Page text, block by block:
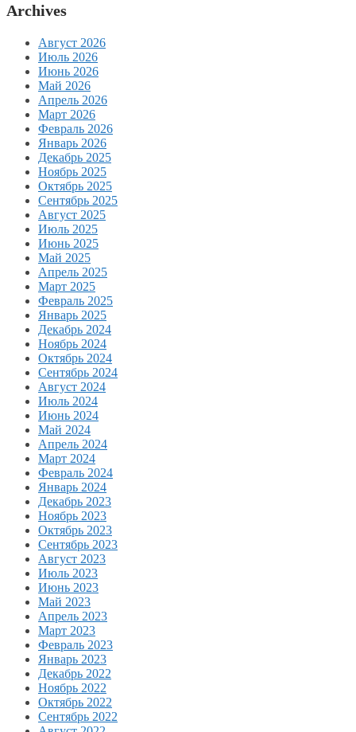
Archives
Август 2026
Июль 2026
Июнь 2026
Май 2026
Апрель 2026
Март 2026
Февраль 2026
Январь 2026
Декабрь 2025
Ноябрь 2025
Октябрь 2025
Сентябрь 2025
Август 2025
Июль 2025
Июнь 2025
Май 2025
Апрель 2025
Март 2025
Февраль 2025
Январь 2025
Декабрь 2024
Ноябрь 2024
Октябрь 2024
Сентябрь 2024
Август 2024
Июль 2024
Июнь 2024
Май 2024
Апрель 2024
Март 2024
Февраль 2024
Январь 2024
Декабрь 2023
Ноябрь 2023
Октябрь 2023
Сентябрь 2023
Август 2023
Июль 2023
Июнь 2023
Май 2023
Апрель 2023
Март 2023
Февраль 2023
Январь 2023
Декабрь 2022
Ноябрь 2022
Октябрь 2022
Сентябрь 2022